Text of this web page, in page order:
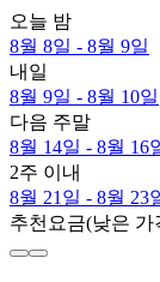
오늘 밤
8월 8일 - 8월 9일
내일
8월 9일 - 8월 10일
다음 주말
8월 14일 - 8월 16
2주 이내
8월 21일 - 8월 23
추천요금(낮은 가